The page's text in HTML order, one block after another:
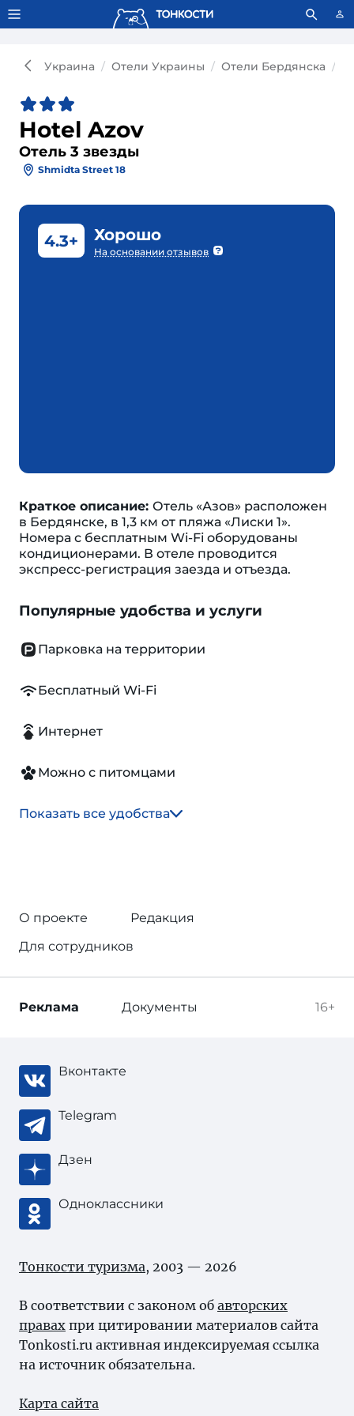
Тонкости используют сookie-файлы. Что это значит?
Украина Отели Украины Отели Бердянска
Hotel Azov
Отель 3 звезды
Shmidta Street 18
4.3+ Хорошо
На основании отзывов
Краткое описание: Отель «Азов» расположен
в Бердянске, в 1,3 км от пляжа «Лиски 1».
Номера с бесплатным Wi-Fi оборудованы
кондиционерами. В отеле проводится
экспресс-регистрация заезда и отъезда.
Популярные удобства и услуги
Парковка на территории
Бесплатный Wi-Fi
Интернет
Можно с питомцами
Показать все удобства
О проекте
Редакция
Для сотрудников
16+
Реклама Документы
Вконтакте
Telegram
Дзен
Одноклассники
Тонкости туризма, 2003 — 2026
В соответствии с законом об авторских
правах при цитировании материалов сайта
Tonkosti.ru активная индексируемая ссылка
на источник обязательна.
Карта сайта